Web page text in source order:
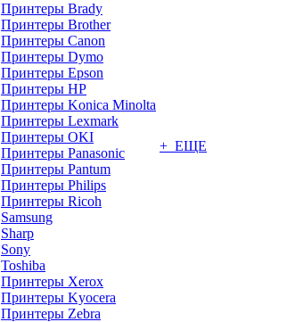
Принтеры Brady
Принтеры Brother
Принтеры Canon
Принтеры Dymo
Принтеры Epson
Принтеры HP
Принтеры Konica Minolta
Принтеры Lexmark
Принтеры OKI
Принтеры Panasonic
Принтеры Pantum
Принтеры Philips
Принтеры Ricoh
Samsung
Sharp
Sony
Toshiba
Принтеры Xerox
Принтеры Kyocera
Принтеры Zebra
+ ЕЩЕ